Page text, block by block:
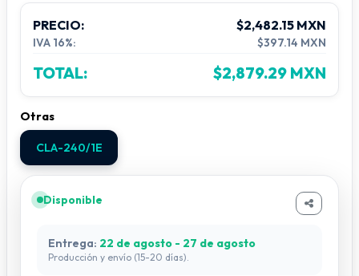
PRECIO: $2,482.15 MXN
IVA 16%: $397.14 MXN
TOTAL: $2,879.29 MXN
Otras
CLA-240/1E
Disponible
Entrega: 22 de agosto - 27 de agosto
Producción y envío (15-20 días).